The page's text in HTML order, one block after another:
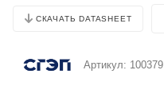
СКАЧАТЬ DATASHEET
Артикул: 100379